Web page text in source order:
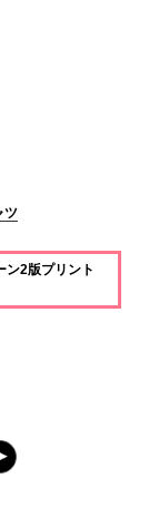
ツ
ン2版プリント